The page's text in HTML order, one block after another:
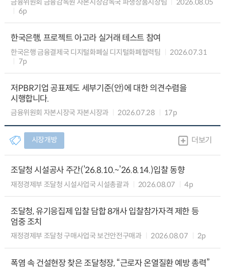
금융위원회 금융감독원 자본시장감독국 파생상품시장팀
2026.08.05
6p
한국은행, 프로젝트 아고라 실거래 테스트 참여
한국은행 금융결제국 디지털화폐실 디지털화폐협력팀
2026.07.31
7p
저PBR기업 공표제도 세부기준(안)에 대한 의견수렴을
시행합니다.
금융위원회 자본시장국 자본시장과 2026.07.28 17p
시장개방 더보기
조달청 시설공사 주간(’26.8.10.~’26.8.14.)입찰 동향
재정경제부 조달청 시설사업국 시설총괄과 2026.08.07 4p
조달청, 유기응집제 입찰 담합 8개사 입찰참가자격 제한 등
엄중 조치
재정경제부 조달청 구매사업국 보건안전구매과 2026.08.07 2p
폭염 속 건설현장 찾은 조달청장, “근로자 온열질환 예방 총력”